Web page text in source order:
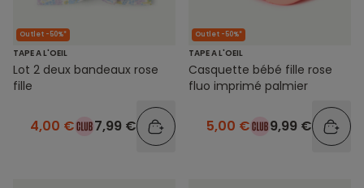
Outlet -50%*
TAPE A L'OEIL
Lot 2 deux bandeaux rose
fille
4,00 € 7,99 €
Outlet -50%*
TAPE A L'OEIL
Casquette bébé fille rose
fluo imprimé palmier
5,00 € 9,99 €